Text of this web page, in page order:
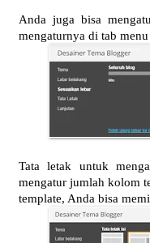
Anda juga bisa
mengaturnya di tab
Tata letak untuk
mengatur jumlah kolom
template, Anda bisa